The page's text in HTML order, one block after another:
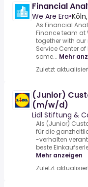
Financial
We Are Era•
As Financial
Finance team at
together with
Service Center
some... Mehr
Zuletzt
(Junior)
(m/w/d)
Lidl Stiftung &
Als (Junior)
für die
-verhalten
beste
Mehr anzeigen
Zuletzt